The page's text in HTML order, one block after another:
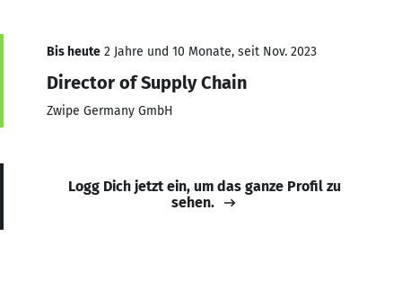
Bis heute 2 Jahre und 10 Monate, seit Nov. 2023
Director of Supply Chain
Zwipe Germany GmbH
Logg Dich jetzt ein, um das ganze Profil zu
sehen.